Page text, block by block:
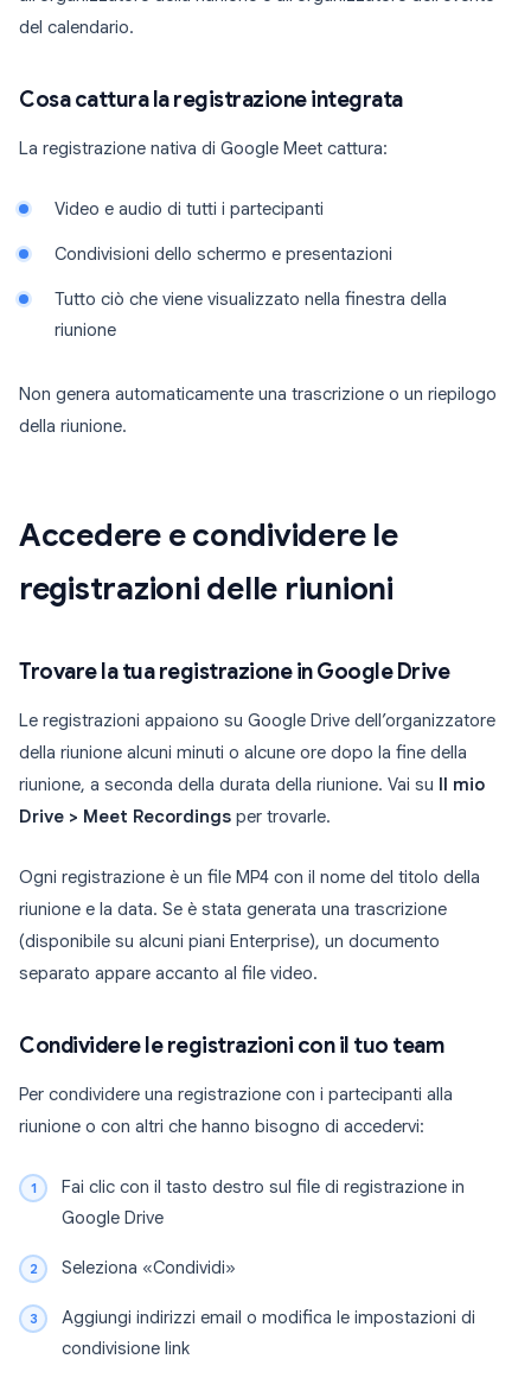
del calendario.
Cosa cattura la registrazione integrata
La registrazione nativa di Google Meet cattura:
Video e audio di tutti i partecipanti
Condivisioni dello schermo e presentazioni
Tutto ciò che viene visualizzato nella finestra della
riunione
Non genera automaticamente una trascrizione o un riepilogo
della riunione.
Accedere e condividere le
registrazioni delle riunioni
Trovare la tua registrazione in Google Drive
Le registrazioni appaiono su Google Drive dell’organizzatore
della riunione alcuni minuti o alcune ore dopo la fine della
riunione, a seconda della durata della riunione. Vai su
Il mio
Drive > Meet Recordings per trovarle.
Ogni registrazione è un file MP4 con il nome del titolo della
riunione e la data. Se è stata generata una trascrizione
(disponibile su alcuni piani Enterprise), un documento
separato appare accanto al file video.
Condividere le registrazioni con il tuo team
Per condividere una registrazione con i partecipanti alla
riunione o con altri che hanno bisogno di accedervi:
Fai clic con il tasto destro sul file di registrazione in
Google Drive
Seleziona «Condividi»
Aggiungi indirizzi email o modifica le impostazioni di
condivisione link